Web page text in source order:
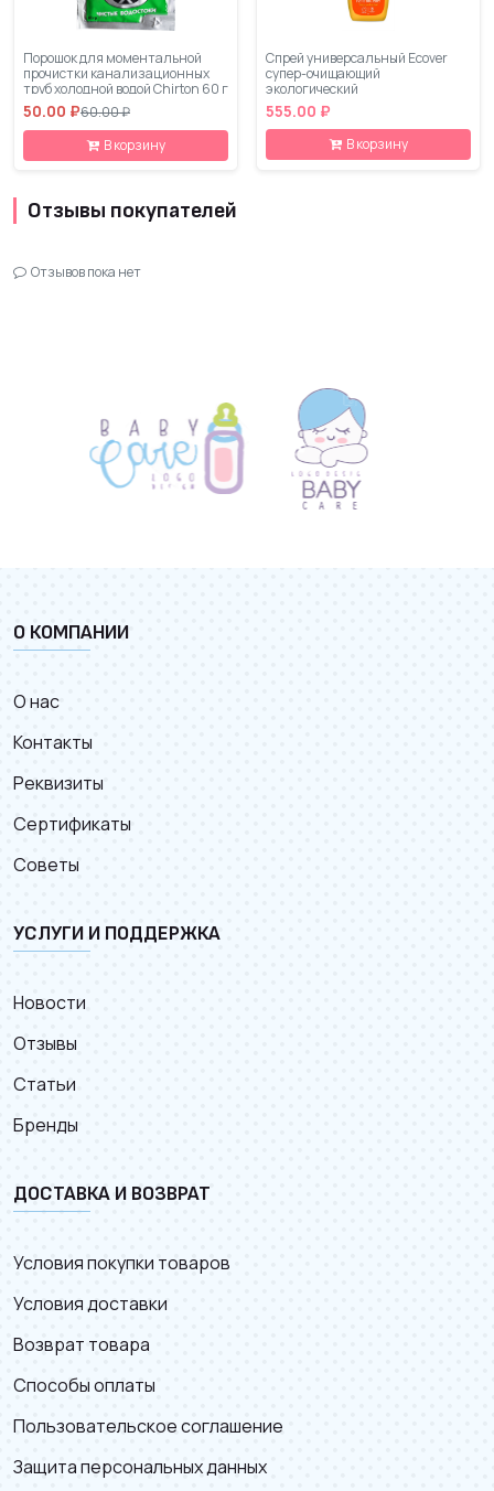
Порошок для моментальной
прочистки канализационных
труб холодной водой Chirton 60 г
50.00 ₽60.00 ₽
В корзину
Спрей универсальный Ecover
супер-очищающий
экологический
555.00 ₽
В корзину
Отзывы покупателей
Отзывов пока нет
О КОМПАНИИ
О нас
Контакты
Реквизиты
Сертификаты
Советы
УСЛУГИ И ПОДДЕРЖКА
Новости
Отзывы
Статьи
Бренды
ДОСТАВКА И ВОЗВРАТ
Условия покупки товаров
Условия доставки
Возврат товара
Способы оплаты
Пользовательское соглашение
Защита персональных данных